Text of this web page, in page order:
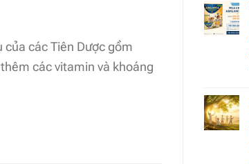
của các Tiên Dược gồm
các vitamin và khoáng